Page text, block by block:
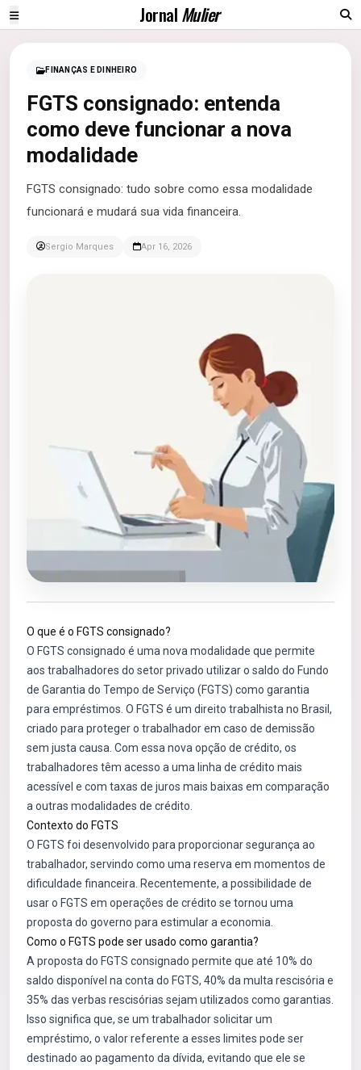
JornalMulier
FINANÇAS E DINHEIRO
FGTS consignado: entenda
como deve funcionar a nova
modalidade
FGTS consignado: tudo sobre como essa modalidade
funcionará e mudará sua vida financeira.
Sergio Marques Apr 16, 2026
O que é o FGTS consignado?
O FGTS consignado é uma nova modalidade que permite
aos trabalhadores do setor privado utilizar o saldo do Fundo
de Garantia do Tempo de Serviço (FGTS) como garantia
para empréstimos. O FGTS é um direito trabalhista no Brasil,
criado para proteger o trabalhador em caso de demissão
sem justa causa. Com essa nova opção de crédito, os
trabalhadores têm acesso a uma linha de crédito mais
acessível e com taxas de juros mais baixas em comparação
a outras modalidades de crédito.
Contexto do FGTS
O FGTS foi desenvolvido para proporcionar segurança ao
trabalhador, servindo como uma reserva em momentos de
dificuldade financeira. Recentemente, a possibilidade de
usar o FGTS em operações de crédito se tornou uma
proposta do governo para estimular a economia.
Como o FGTS pode ser usado como garantia?
A proposta do FGTS consignado permite que até 10% do
saldo disponível na conta do FGTS, 40% da multa rescisória e
35% das verbas rescisórias sejam utilizados como garantias.
Isso significa que, se um trabalhador solicitar um
empréstimo, o valor referente a esses limites pode ser
destinado ao pagamento da dívida, evitando que ele se